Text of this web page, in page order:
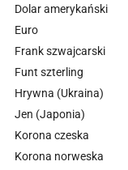
Dolar amerykański
Euro
Frank szwajcarski
Funt szterling
Hrywna (Ukraina)
Jen (Japonia)
Korona czeska
Korona norweska